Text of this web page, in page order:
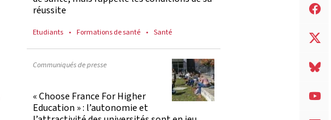
réussite
Etudiants Formations de santé Santé
Communiqués de presse
« Choose France For Higher
Education » : l’autonomie et